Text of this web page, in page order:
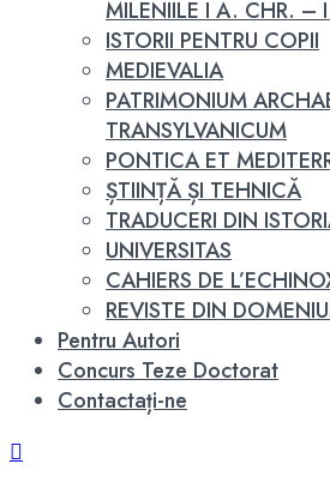
MILENIILE I A. CHR. –
ISTORII PENTRU COPII
MEDIEVALIA
PATRIMONIUM
TRANSYLVANICUM
PONTICA ET
ȘTIINȚĂ ȘI TEHNICĂ
TRADUCERI DIN
UNIVERSITAS
CAHIERS DE
REVISTE DIN
Pentru Autori
Concurs Teze Doctorat
Contactați-ne